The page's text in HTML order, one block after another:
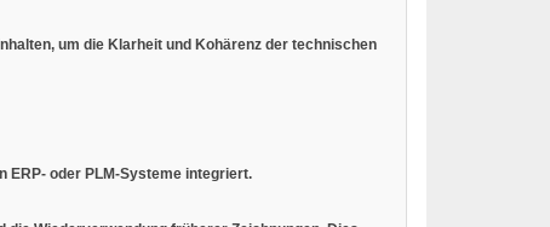
um die Klarheit und Kohärenz der technischen
ERP- oder PLM-Systeme integriert.